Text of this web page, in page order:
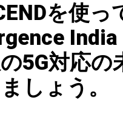
を使っ
India
5G対応の
しょう。